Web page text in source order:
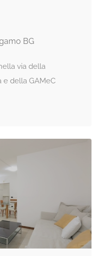
BG
via della
e della GAMeC